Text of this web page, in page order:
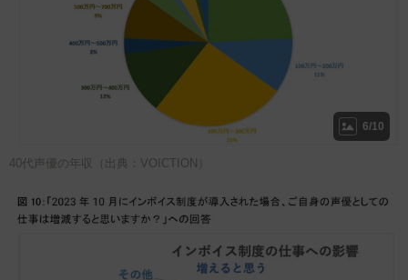
6/10
40代声優の年収（出典：VOICTION）